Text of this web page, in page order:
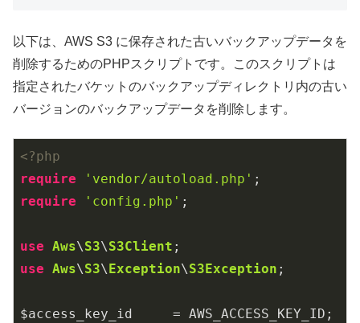
以下は、AWS S3 に保存された古いバックアップデータを
削除するためのPHPスクリプトです。このスクリプトは
指定されたバケットのバックアップディレクトリ内の古い
バージョンのバックアップデータを削除します。
<?php
require
'vendor/autoload.php'
require
'config.php' ;
use Aws\S3\S3Client
use Aws\S3\ Exception\S3Exception ;
$access_key_id     = AWS_ACCESS_KEY_ID;